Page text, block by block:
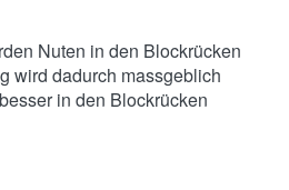
Nuten in den Blockrücken
wird dadurch massgeblich
in den Blockrücken